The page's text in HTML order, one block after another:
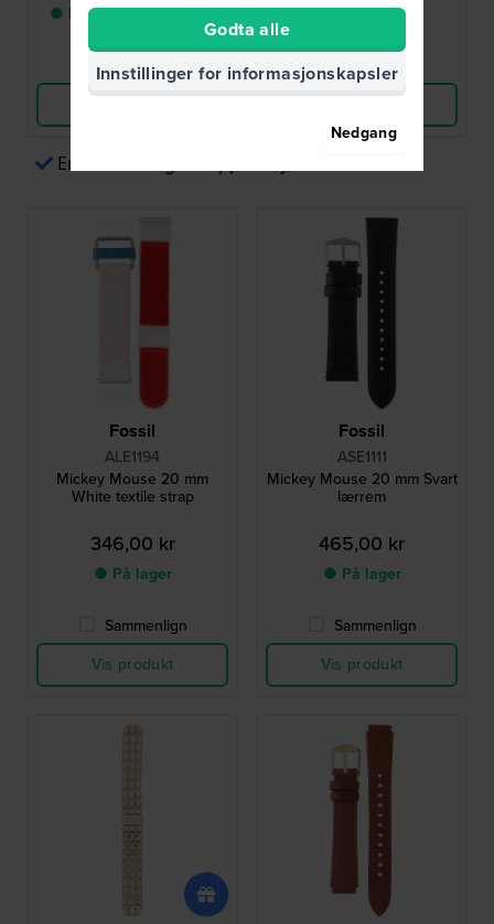
● Bare 1 igjen på lager
Sammenlign
● På lager
Sammenlign
Enkel betaling via Apple Pay
Fossil
ALE1194
Mickey Mouse 20 mm
White textile strap
346,00 kr
● På lager
Sammenlign
Vis produkt
Fossil
ASE1111
Mickey Mouse 20 mm Svart
lærrem
465,00 kr
● På lager
Sammenlign
Vis produkt
Godta alle
Innstillinger for informasjonskapsler
Nedgang